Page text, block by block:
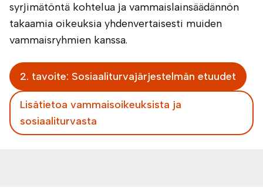
syrjimätöntä kohtelua ja vammaislainsäädännön
takaamia oikeuksia yhdenvertaisesti muiden
vammaisryhmien kanssa.
2. tavoite: Sosiaaliturvajärjestelmän etuudet
Lisätietoa vammaisoikeuksista ja
sosiaaliturvasta